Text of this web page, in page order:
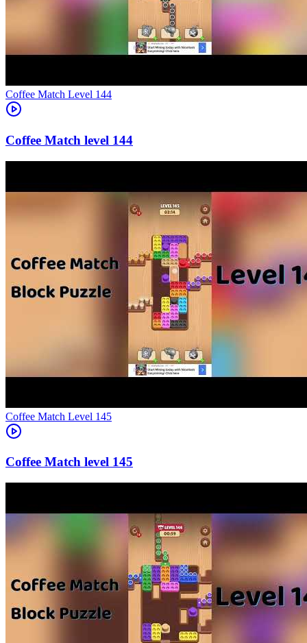
Level 144
144
Level 145
145